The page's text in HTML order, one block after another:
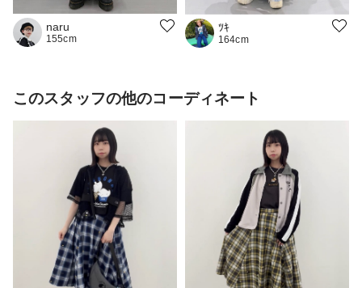
naru
155cm
ﾂｷ
164cm
このスタッフの他のコーディネート